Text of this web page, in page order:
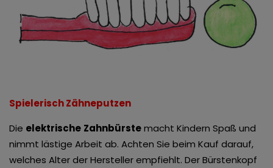
Spielerisch Zähneputzen
Die elektrische Zahnbürstemacht Kindern Spaß und
nimmt lästige Arbeit ab. Achten Sie beim Kauf darauf,
welches Alter der Hersteller empfiehlt. Der Bürstenkopf